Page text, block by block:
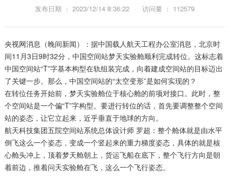
发布日期 ： 2023/12/14 8:36:22 访问量 ： 112579
央视网消息（晚间新闻）：据中国载人航天工程办公室消息，北京时
间11月3日9时32分，中国空间站梦天实验舱顺利完成转位。这标志着
中国空间站“T”字基本构型在轨组装完成，向着建成空间站的目标迈出
了关键一步。那么，中国空间站的“太空变形”是如何实现的？
在转位任务开始前，梦天实验舱位于核心舱的前项对接口。此时，整
个空间站是一个偏“T”字构型。要进行转位的话，首先要调整整个空间
站的姿态，让它立起来，近乎垂直于地球的方向。
航天科技集团五院空间站系统总体设计师 罗超：整个舱体就是由水平
倒飞这么一个姿态，变成一个竖起来的重力梯度姿态，具体的就是核
心舱头冲上，顶着梦天舱朝上，货运飞船在底下，整个飞行方向是朝
着前边，推着问天实验舱在飞，这么一个飞行姿态。